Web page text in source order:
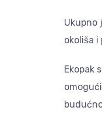
Ukupno
okoliša
Ekopak